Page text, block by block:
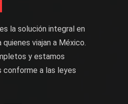
la solución integral en
viajan a México.
y estamos
a las leyes